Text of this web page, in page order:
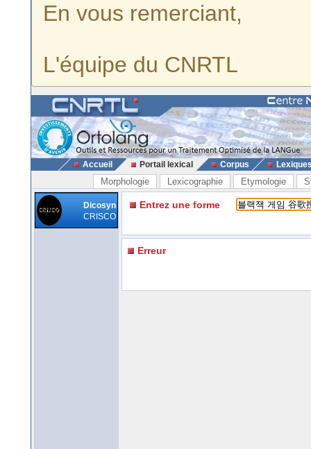
En vous remerciant,
L'équipe du CNRTL
Accueil Portail lexical Corpus
Morphologie Lexicographie Etymologie
Dicosyn
CRISCO
Entrez une forme
Erreur